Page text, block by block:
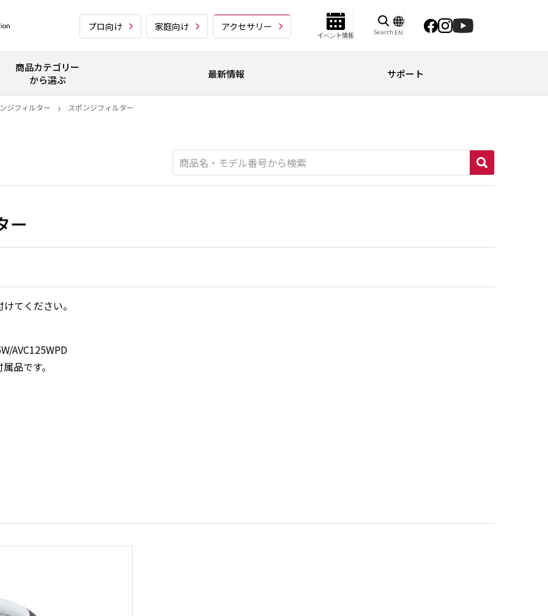
プロ向け 家庭向け アクセサリー
イベント情報 Search EN
商品カテゴリー
から選ぶ
最新情報 サポート
ジフィルター スポンジフィルター
ー
てください。
AVC125WPD
品です。